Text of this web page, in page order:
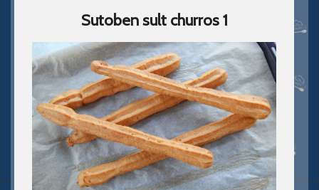
Sutoben sult churros 1